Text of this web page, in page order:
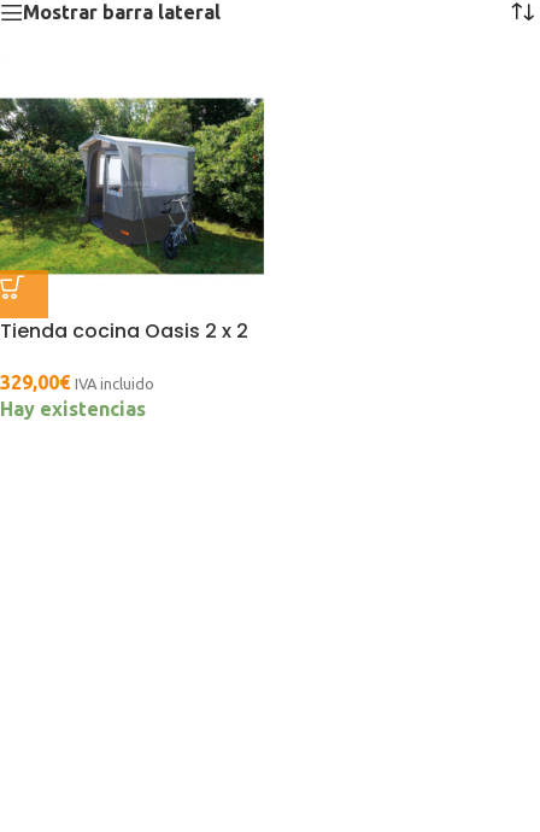
Mostrar barra lateral
Tienda cocina Oasis 2 x 2
329,00€ IVA incluido
Hay existencias